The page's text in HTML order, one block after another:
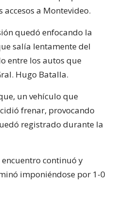
a Montevideo.
quedó enfocando la
salía lentamente del
entre los autos que
Hugo Batalla.
un vehículo que
frenar, provocando
registrado durante la
continuó y
imponiéndose por 1-0